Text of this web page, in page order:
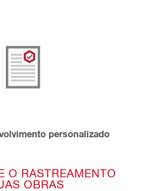
personalizado
O RASTREAMENTO
OBRAS